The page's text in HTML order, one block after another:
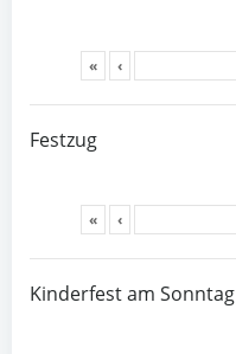
« ‹
Festzug
« ‹
Kinderfest am Sonntag